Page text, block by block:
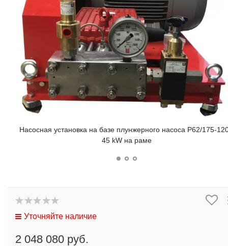
Насосная установка на базе плунжерного насоса P62/175-
45 kW на раме
Уточняйте наличие
2 048 080 руб.